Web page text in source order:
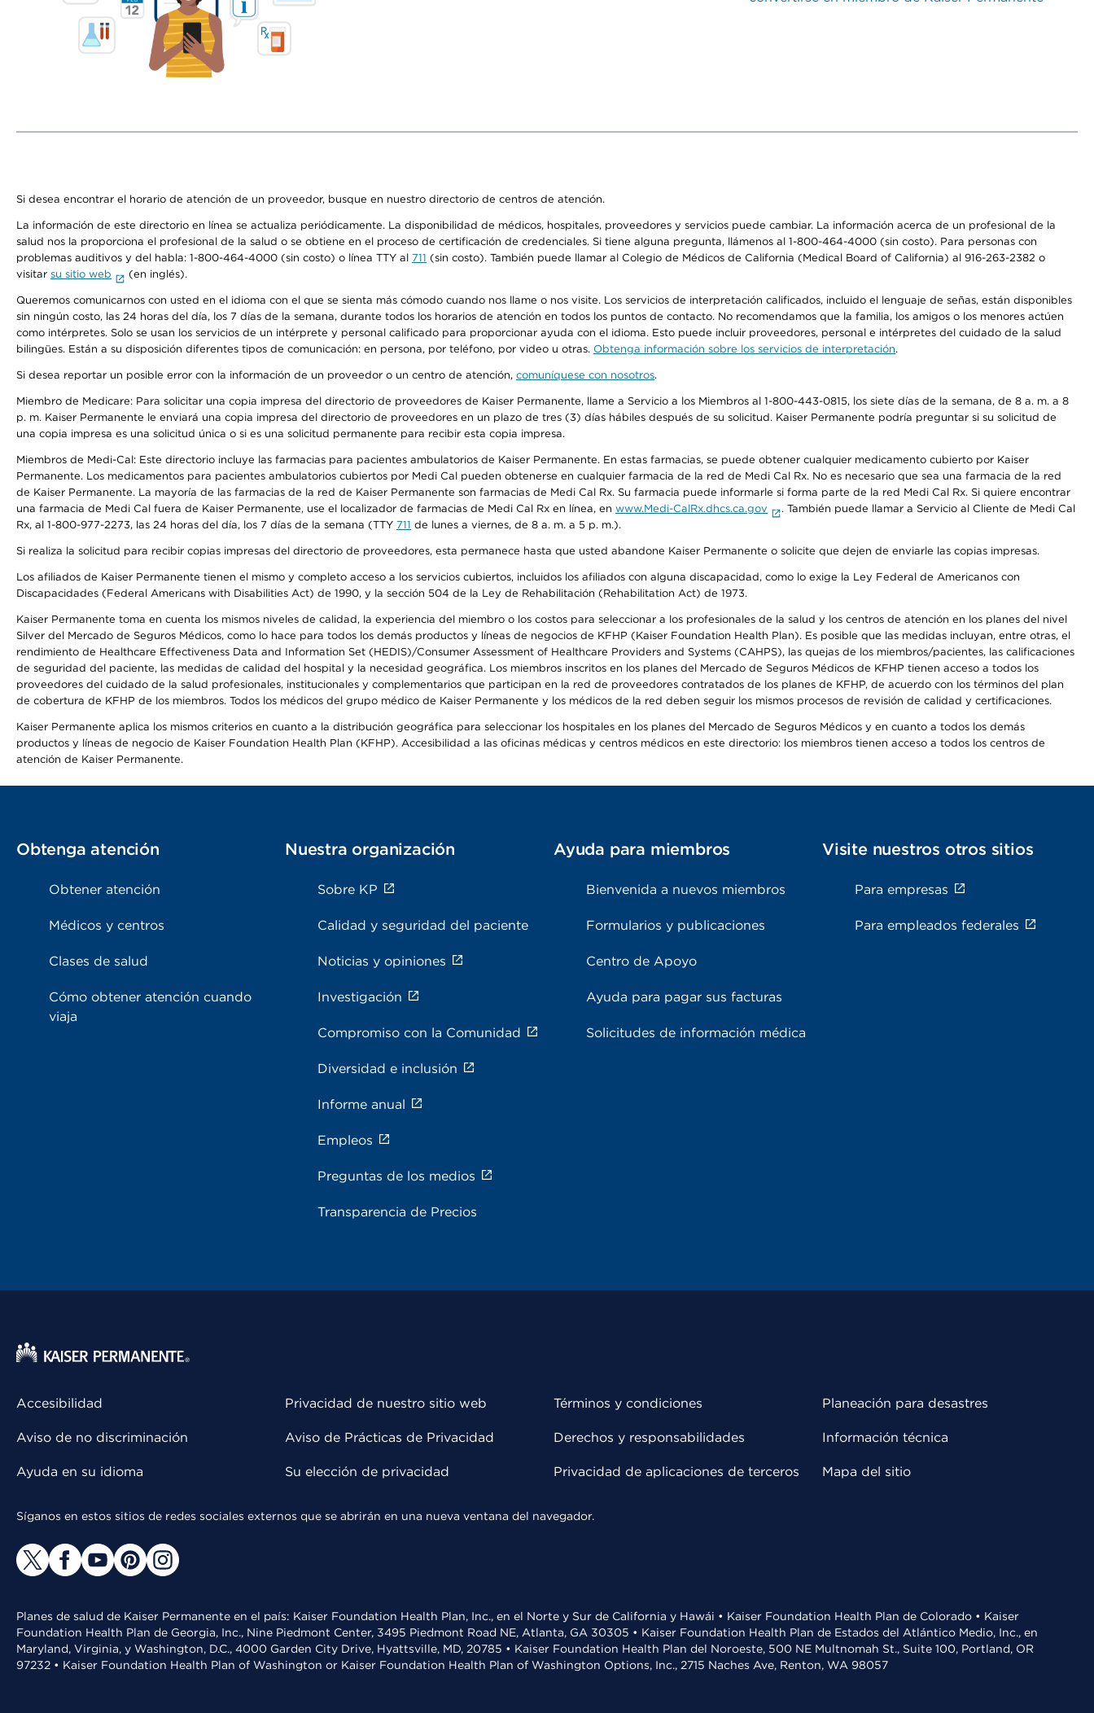
Si desea encontrar el horario de atención de un proveedor, busque en nuestro directorio de centros de atención.
La información de este directorio en línea se actualiza periódicamente. La disponibilidad de médicos, hospitales, proveedores y servicios puede cambiar. La información acerca de un profesional de la
salud nos la proporciona el profesional de la salud o se obtiene en el proceso de certificación de credenciales. Si tiene alguna pregunta, llámenos al 1-800-464-4000 (sin costo). Para personas con
problemas auditivos y del habla: 1-800-464-4000 (sin costo) o línea TTY al 711 (sin costo). También puede llamar al Colegio de Médicos de California (Medical Board of California) al 916-263-2382 o
visitar su sitio web (en inglés).
Queremos comunicarnos con usted en el idioma con el que se sienta más cómodo cuando nos llame o nos visite. Los servicios de interpretación calificados, incluido el lenguaje de señas, están disponibles
sin ningún costo, las 24 horas del día, los 7 días de la semana, durante todos los horarios de atención en todos los puntos de contacto. No recomendamos que la familia, los amigos o los menores actúen
como intérpretes. Solo se usan los servicios de un intérprete y personal calificado para proporcionar ayuda con el idioma. Esto puede incluir proveedores, personal e intérpretes del cuidado de la salud
bilingües. Están a su disposición diferentes tipos de comunicación: en persona, por teléfono, por video u otras. Obtenga información sobre los servicios de interpretación.
Si desea reportar un posible error con la información de un proveedor o un centro de atención, comuníquese con nosotros.
Miembro de Medicare: Para solicitar una copia impresa del directorio de proveedores de Kaiser Permanente, llame a Servicio a los Miembros al 1-800-443-0815, los siete días de la semana, de 8 a. m. a 8
p. m. Kaiser Permanente le enviará una copia impresa del directorio de proveedores en un plazo de tres (3) días hábiles después de su solicitud. Kaiser Permanente podría preguntar si su solicitud de
una copia impresa es una solicitud única o si es una solicitud permanente para recibir esta copia impresa.
Miembros de Medi-Cal: Este directorio incluye las farmacias para pacientes ambulatorios de Kaiser Permanente. En estas farmacias, se puede obtener cualquier medicamento cubierto por Kaiser
Permanente. Los medicamentos para pacientes ambulatorios cubiertos por Medi Cal pueden obtenerse en cualquier farmacia de la red de Medi Cal Rx. No es necesario que sea una farmacia de la red
de Kaiser Permanente. La mayoría de las farmacias de la red de Kaiser Permanente son farmacias de Medi Cal Rx. Su farmacia puede informarle si forma parte de la red Medi Cal Rx. Si quiere encontrar
una farmacia de Medi Cal fuera de Kaiser Permanente, use el localizador de farmacias de Medi Cal Rx en línea, en www.Medi-CalRx.dhcs.ca.gov
. También puede llamar a Servicio al Cliente de Medi Cal
Rx, al 1-800-977-2273, las 24 horas del día, los 7 días de la semana (TTY 711 de lunes a viernes, de 8 a. m. a 5 p. m.).
Si realiza la solicitud para recibir copias impresas del directorio de proveedores, esta permanece hasta que usted abandone Kaiser Permanente o solicite que dejen de enviarle las copias impresas.
Los afiliados de Kaiser Permanente tienen el mismo y completo acceso a los servicios cubiertos, incluidos los afiliados con alguna discapacidad, como lo exige la Ley Federal de Americanos con
Discapacidades (Federal Americans with Disabilities Act) de 1990, y la sección 504 de la Ley de Rehabilitación (Rehabilitation Act) de 1973.
Kaiser Permanente toma en cuenta los mismos niveles de calidad, la experiencia del miembro o los costos para seleccionar a los profesionales de la salud y los centros de atención en los planes del nivel
Silver del Mercado de Seguros Médicos, como lo hace para todos los demás productos y líneas de negocios de KFHP (Kaiser Foundation Health Plan). Es posible que las medidas incluyan, entre otras, el
rendimiento de Healthcare Effectiveness Data and Information Set (HEDIS)/Consumer Assessment of Healthcare Providers and Systems (CAHPS), las quejas de los miembros/pacientes, las calificaciones
de seguridad del paciente, las medidas de calidad del hospital y la necesidad geográfica. Los miembros inscritos en los planes del Mercado de Seguros Médicos de KFHP tienen acceso a todos los
proveedores del cuidado de la salud profesionales, institucionales y complementarios que participan en la red de proveedores contratados de los planes de KFHP, de acuerdo con los términos del plan
de cobertura de KFHP de los miembros. Todos los médicos del grupo médico de Kaiser Permanente y los médicos de la red deben seguir los mismos procesos de revisión de calidad y certificaciones.
Kaiser Permanente aplica los mismos criterios en cuanto a la distribución geográfica para seleccionar los hospitales en los planes del Mercado de Seguros Médicos y en cuanto a todos los demás
productos y líneas de negocio de Kaiser Foundation Health Plan (KFHP). Accesibilidad a las oficinas médicas y centros médicos en este directorio: los miembros tienen acceso a todos los centros de
atención de Kaiser Permanente.
Obtenga atención
Obtener atención
Médicos y centros
Clases de salud
Cómo obtener atención cuando
viaja
Nuestra organización
Sobre KP
Calidad y seguridad del paciente
Noticias y opiniones
Investigación
Compromiso con la Comunidad
Diversidad e inclusión
Informe anual
Empleos
Preguntas de los medios
Transparencia de Precios
Ayuda para miembros
Bienvenida a nuevos miembros
Formularios y publicaciones
Centro de Apoyo
Ayuda para pagar sus facturas
Solicitudes de información médica
Visite nuestros otros sitios
Para empresas
Para empleados federales
Accesibilidad
Aviso de no discriminación
Ayuda en su idioma
Privacidad de nuestro sitio web
Aviso de Prácticas de Privacidad
Su elección de privacidad
Términos y condiciones
Derechos y responsabilidades
Privacidad de aplicaciones de terceros
Planeación para desastres
Información técnica
Mapa del sitio
Síganos en estos sitios de redes sociales externos que se abrirán en una nueva ventana del navegador.
Planes de salud de Kaiser Permanente en el país: Kaiser Foundation Health Plan, Inc., en el Norte y Sur de California y Hawái • Kaiser Foundation Health Plan de Colorado • Kaiser
Foundation Health Plan de Georgia, Inc., Nine Piedmont Center, 3495 Piedmont Road NE, Atlanta, GA 30305 • Kaiser Foundation Health Plan de Estados del Atlántico Medio, Inc., en
Maryland, Virginia, y Washington, D.C., 4000 Garden City Drive, Hyattsville, MD, 20785 • Kaiser Foundation Health Plan del Noroeste, 500 NE Multnomah St., Suite 100, Portland, OR
97232 • Kaiser Foundation Health Plan of Washington or Kaiser Foundation Health Plan of Washington Options, Inc., 2715 Naches Ave, Renton, WA 98057